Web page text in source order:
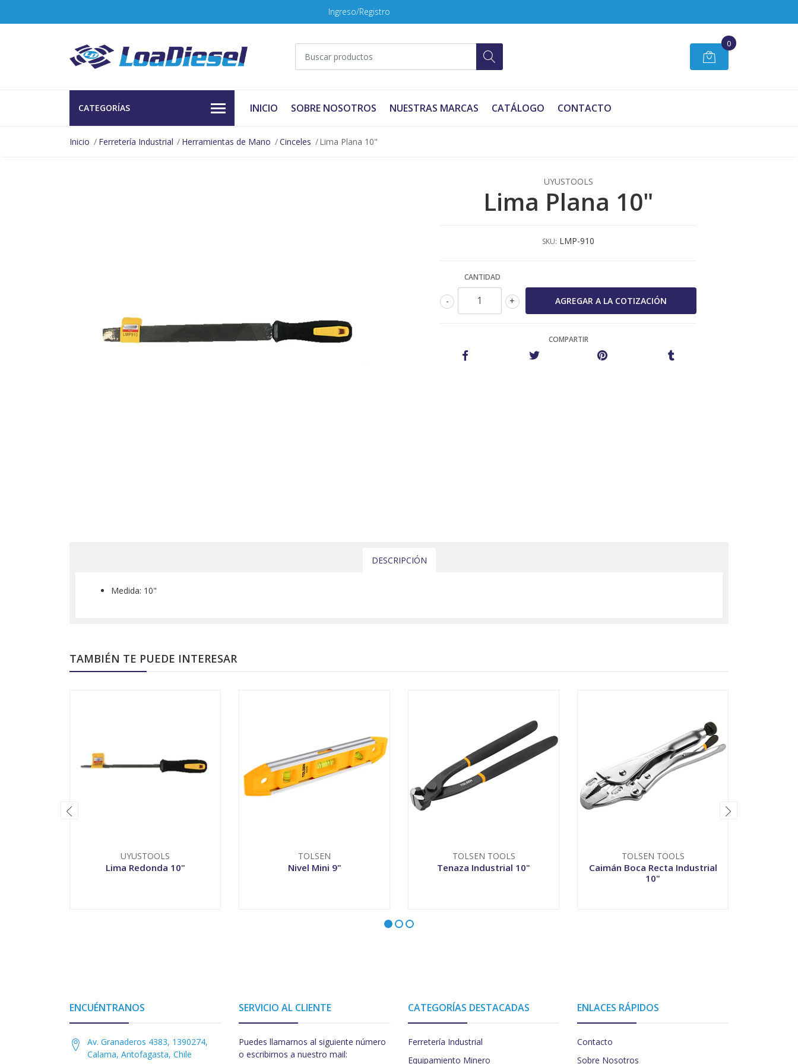
Ingreso/Registro
0
CATEGORÍAS INICIO SOBRE NOSOTROS NUESTRAS MARCAS CATÁLOGO CONTACTO
Inicio Ferretería Industrial Herramientas de Mano Cinceles Lima Plana 10"
UYUSTOOLS
Lima Plana 10"
SKU: LMP-910
CANTIDAD
+
-
COMPARTIR
DESCRIPCIÓN
Medida: 10"
TAMBIÉN TE PUEDE INTERESAR
UYUSTOOLS
Lima Redonda 10"
TOLSEN
Nivel Mini 9"
TOLSEN TOOLS
Tenaza Industrial 10"
TOLSEN TOOLS
Caimán Boca Recta Industrial
10"
ENCUÉNTRANOS
Av. Granaderos 4383, 1390274,
Calama, Antofagasta, Chile
SERVICIO AL CLIENTE
Puedes llamarnos al siguiente número
o escribirnos a nuestro mail:
CATEGORÍAS DESTACADAS
Ferretería Industrial
Equipamiento Minero
ENLACES RÁPIDOS
Contacto
Sobre Nosotros